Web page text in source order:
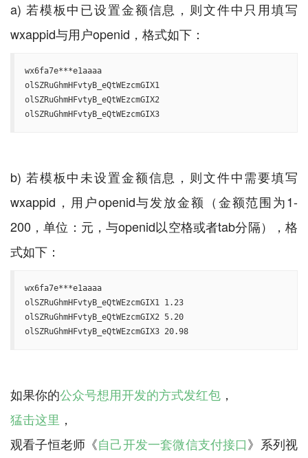
a) 若模板中已设置金额信息，则文件中只用填写
wx6fa7e***e1aaaa
olSZRuGhmHFvtyB_eQtWEzcmGIX1
olSZRuGhmHFvtyB_eQtWEzcmGIX2
olSZRuGhmHFvtyB_eQtWEzcmGIX3
b) 若模板中未设置金额信息，则文件中需要填写
wxappid，用户openid与发放金额（金额范围为1-
200，单位：元，与openid以空格或者tab分隔），格
wx6fa7e***e1aaaa
olSZRuGhmHFvtyB_eQtWEzcmGIX1 1.23
olSZRuGhmHFvtyB_eQtWEzcmGIX2 5.20
olSZRuGhmHFvtyB_eQtWEzcmGIX3 20.98
如果你的公众号想用开发的方式发红包
猛击这里 ，
观看子恒老师《自己开发一套微信支付接口》系列视